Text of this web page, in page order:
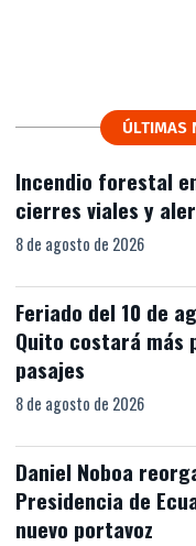
ÚLTIMAS
Incendio forestal
cierres viales y
8 de agosto de 2026
Feriado del 10 de
Quito costará más
pasajes
8 de agosto de 2026
Daniel Noboa
Presidencia de
nuevo portavoz